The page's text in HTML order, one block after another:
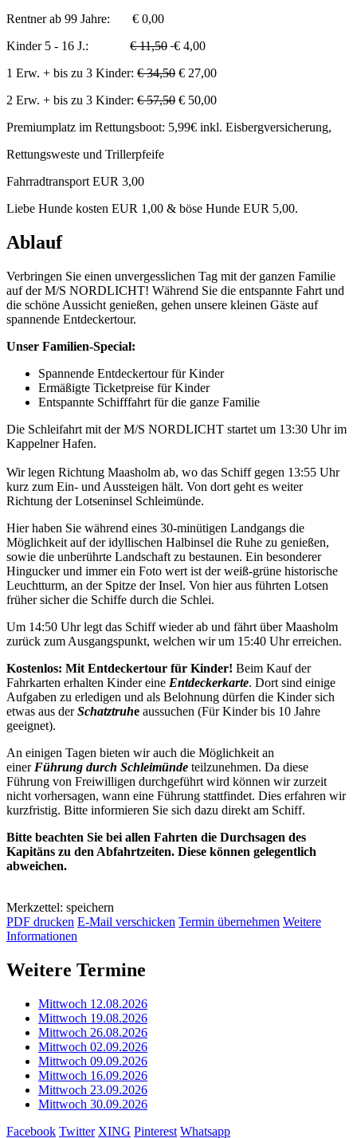
Rentner ab 99 Jahre: € 0,00
Kinder 5 - 16 J.: € 11,50 € 4,00
1 Erw. + bis zu 3 Kinder: € 34,50 € 27,00
2 Erw. + bis zu 3 Kinder: € 57,50 € 50,00
Premiumplatz im Rettungsboot: 5,99€ inkl. Eisbergversicherung,
Rettungsweste und Trillerpfeife
Fahrradtransport EUR 3,00
Liebe Hunde kosten EUR 1,00 & böse Hunde EUR 5,00.
Ablauf
Verbringen Sie einen unvergesslichen Tag mit der ganzen Familie
auf der M/S NORDLICHT! Während Sie die entspannte Fahrt und
die schöne Aussicht genießen, gehen unsere kleinen Gäste auf
spannende Entdeckertour.
Unser Familien-Special:
Spannende Entdeckertour für Kinder
Ermäßigte Ticketpreise für Kinder
Entspannte Schifffahrt für die ganze Familie
Die Schleifahrt mit der M/S NORDLICHT startet um 13:30 Uhr im
Kappelner Hafen.
Wir legen Richtung Maasholm ab, wo das Schiff gegen 13:55 Uhr
kurz zum Ein- und Aussteigen hält. Von dort geht es weiter
Richtung der Lotseninsel Schleimünde.
Hier haben Sie während eines 30-minütigen Landgangs die
Möglichkeit auf der idyllischen Halbinsel die Ruhe zu genießen,
sowie die unberührte Landschaft zu bestaunen. Ein besonderer
Hingucker und immer ein Foto wert ist der weiß-grüne historische
Leuchtturm, an der Spitze der Insel. Von hier aus führten Lotsen
früher sicher die Schiffe durch die Schlei.
Um 14:50 Uhr legt das Schiff wieder ab und fährt über Maasholm
zurück zum Ausgangspunkt, welchen wir um 15:40 Uhr erreichen.
Kostenlos: Mit Entdeckertour für Kinder! Beim Kauf der
Fahrkarten erhalten Kinder eine Entdeckerkarte. Dort sind einige
Aufgaben zu erledigen und als Belohnung dürfen die Kinder sich
etwas aus der Schatztruhe aussuchen (Für Kinder bis 10 Jahre
geeignet).
An einigen Tagen bieten wir auch die Möglichkeit an
einer Führung durch Schleimünde teilzunehmen. Da diese
Führung von Freiwilligen durchgeführt wird können wir zurzeit
nicht vorhersagen, wann eine Führung stattfindet. Dies erfahren wir
kurzfristig. Bitte informieren Sie sich dazu direkt am Schiff.
Bitte beachten Sie bei allen Fahrten die Durchsagen des
Kapitäns zu den Abfahrtzeiten. Diese können gelegentlich
abweichen.
Merkzettel: speichern
PDF drucken E-Mail verschicken Termin übernehmen Weitere
Informationen
Weitere Termine
Mittwoch 12.08.2026
Mittwoch 19.08.2026
Mittwoch 26.08.2026
Mittwoch 02.09.2026
Mittwoch 09.09.2026
Mittwoch 16.09.2026
Mittwoch 23.09.2026
Mittwoch 30.09.2026
Facebook Twitter XING Pinterest Whatsapp